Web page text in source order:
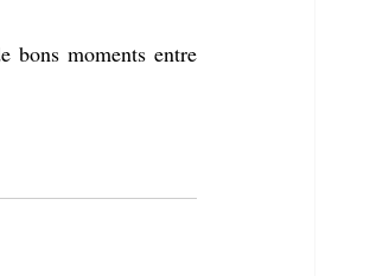
bons moments entre